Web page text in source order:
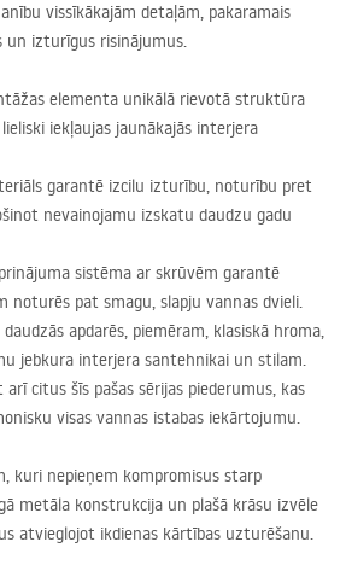
vissīkākajām detaļām, pakaramais
un izturīgus risinājumus.
elementa unikālā rievotā struktūra
iekļaujas jaunākajās interjera
garantē izcilu izturību, noturību pret
nevainojamu izskatu daudzu gadu
sistēma ar skrūvēm garantē
noturēs pat smagu, slapju vannas dvieli.
apdarēs, piemēram, klasiskā hroma,
jebkura interjera santehnikai un stilam.
citus šīs pašas sērijas piederumus, kas
visas vannas istabas iekārtojumu.
kuri nepieņem kompromisus starp
metāla konstrukcija un plašā krāsu izvēle
atvieglojot ikdienas kārtības uzturēšanu.